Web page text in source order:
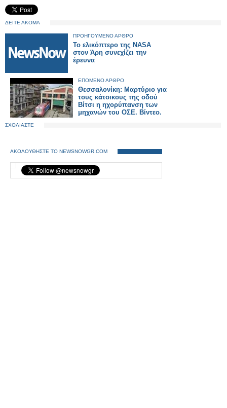
ΔΕΙΤΕ ΑΚΟΜΑ
ΠΡΟΗΓΟΥΜΕΝΟ ΑΡΘΡΟ
Το ελικόπτερο της NASA
στον Άρη συνεχίζει την
έρευνα
ΕΠΟΜΕΝΟ ΑΡΘΡΟ
Θεσσαλονίκη: Μαρτύριο για
τους κάτοικους της οδού
Βίτσι η ηχορύπανση των
μηχανών του ΟΣΕ. Βίντεο.
ΣΧΟΛΙΑΣΤΕ
ΑΚΟΛΟΥΘΗΣΤΕ ΤΟ NEWSNOWGR.COM